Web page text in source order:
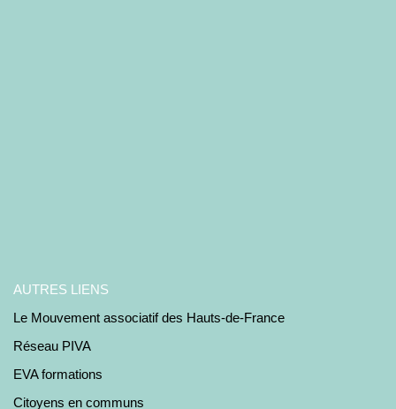
AUTRES LIENS
Le Mouvement associatif des Hauts-de-France
Réseau PIVA
EVA formations
Citoyens en communs